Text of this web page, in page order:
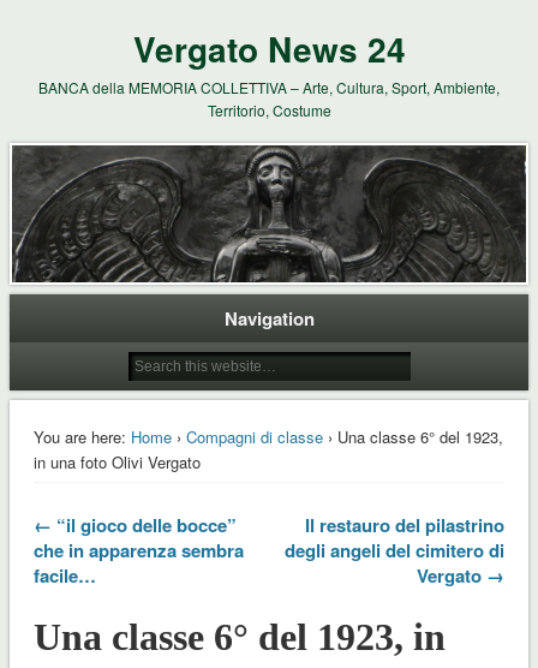
Vergato News 24
BANCA della MEMORIA COLLETTIVA – Arte, Cultura, Sport, Ambiente,
Territorio, Costume
Navigation
You are here: Home› Compagni di classe› Una classe 6° del 1923,
in una foto Olivi Vergato
← “il gioco delle bocce”
che in apparenza sembra
facile…
Il restauro del pilastrino
degli angeli del cimitero di
Vergato →
Una classe 6° del 1923, in